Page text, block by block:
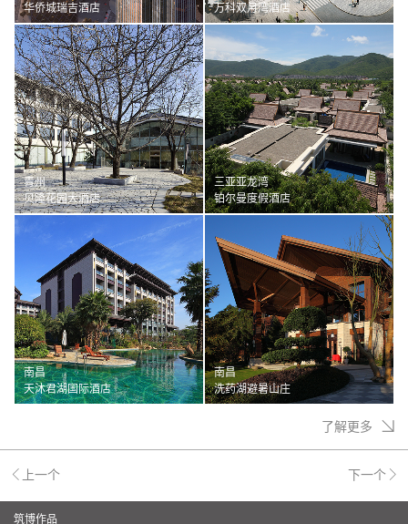
华侨城瑞吉酒店
万科双月湾酒店
青州
贝隆花园大酒店
三亚亚龙湾
铂尔曼度假酒店
南昌
天沐君湖国际酒店
南昌
洗药湖避暑山庄
了解更多
上一个 下一个
筑博作品